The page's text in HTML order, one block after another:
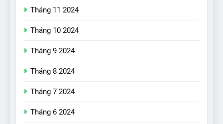
Tháng 11 2024
Tháng 10 2024
Tháng 9 2024
Tháng 8 2024
Tháng 7 2024
Tháng 6 2024